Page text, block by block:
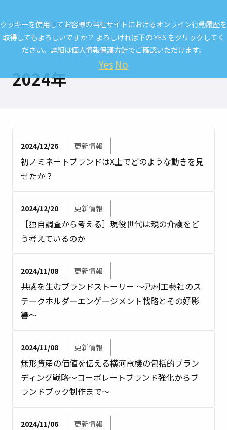
HOME 最新情報 更新情報 2024年
2024年
2024/12/26 更新情報
初ノミネートブランドはX上でどのような動きを見
せたか？
2024/12/20 更新情報
［独自調査から考える］現役世代は親の介護をど
う考えているのか
2024/11/08 更新情報
共感を生むブランドストーリー ～乃村工藝社のス
テークホルダーエンゲージメント戦略とその好影
響～
2024/11/08 更新情報
無形資産の価値を伝える――横河電機の包括的ブラン
ディング戦略〜コーポレートブランド強化からブ
ランドブック制作まで〜
2024/11/06 更新情報
クッキーを使用してお客様の当社サイトにおけるオンライン行動履歴を
取得してもよろしいですか？ よろしければ下の YES をクリックしてく
ださい。詳細は個人情報保護方針でご確認いただけます。
Yes No